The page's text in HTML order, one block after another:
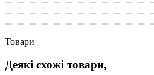
Товари
Деякі схожі товари,